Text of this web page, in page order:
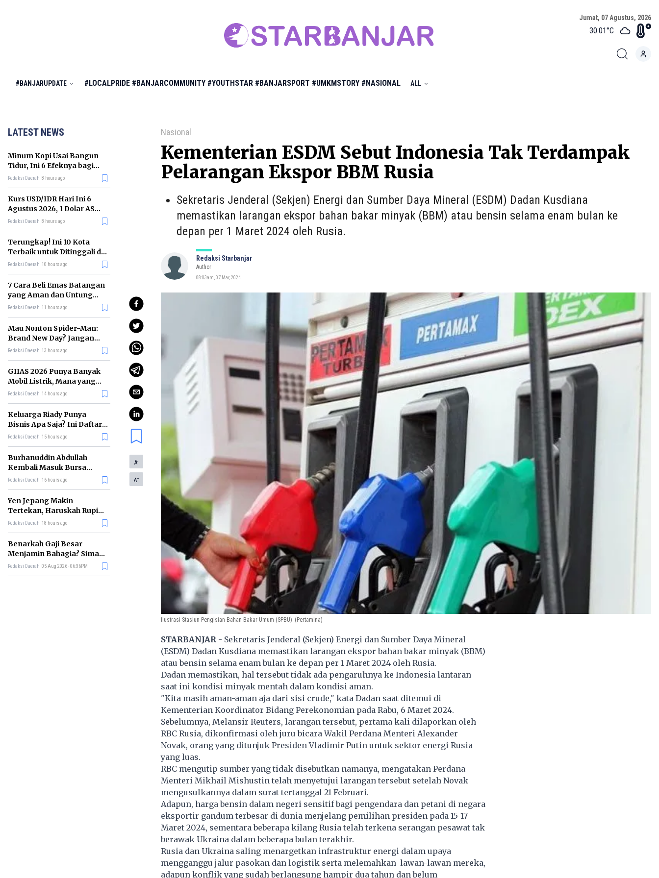
Jumat, 07 Agustus, 2026
30.01°C
#BANJARUPDATE #LOCALPRIDE #BANJARCOMMUNITY #YOUTHSTAR #BANJARSPORT #UMKMSTORY #NASIONAL ALL
LATEST NEWS
Minum Kopi Usai Bangun
Tidur, Ini 6 Efeknya bagi
Kesehatan Tubuh
Redaksi Daerah 8 hours ago
Kurs USD/IDR Hari Ini 6
Agustus 2026, 1 Dolar AS
Kini Berapa Rupiah?
Redaksi Daerah 8 hours ago
Terungkap! Ini 10 Kota
Terbaik untuk Ditinggali di
Dunia Tahun 2026
Redaksi Daerah 10 hours ago
7 Cara Beli Emas Batangan
yang Aman dan Untung
untuk Pemula
Redaksi Daerah 11 hours ago
Mau Nonton Spider-Man:
Brand New Day? Jangan
Lewatkan 6 Film Penting
Redaksi Daerah 13 hours ago
GIIAS 2026 Punya Banyak
Mobil Listrik, Mana yang
Cocok untuk Gaji Rp10 Juta?
Redaksi Daerah 14 hours ago
Keluarga Riady Punya
Bisnis Apa Saja? Ini Daftar
Kerajaan Usahanya
Redaksi Daerah 15 hours ago
Burhanuddin Abdullah
Kembali Masuk Bursa
Gubernur BI, Ini Rekam
Redaksi Daerah 16 hours ago
Yen Jepang Makin
Tertekan, Haruskah Rupiah
Ikut Khawatir?
Redaksi Daerah 18 hours ago
Benarkah Gaji Besar
Menjamin Bahagia? Simak
Penjelasan Ilmu Ekonomi
Redaksi Daerah 05 Aug 2026 - 06:36PM
Nasional
Kementerian ESDM Sebut Indonesia Tak Terdampak
Pelarangan Ekspor BBM Rusia
Sekretaris Jenderal (Sekjen) Energi dan Sumber Daya Mineral (ESDM) Dadan Kusdiana
memastikan larangan ekspor bahan bakar minyak (BBM) atau bensin selama enam bulan ke
depan per 1 Maret 2024 oleh Rusia.
Redaksi Starbanjar
Author
08:03am, 07 Mar, 2024
A-
A+
Ilustrasi Stasiun Pengisian Bahan Bakar Umum (SPBU) (Pertamina)
STARBANJAR - Sekretaris Jenderal (Sekjen) Energi dan Sumber Daya Mineral
(ESDM) Dadan Kusdiana memastikan larangan ekspor bahan bakar minyak (BBM)
atau bensin selama enam bulan ke depan per 1 Maret 2024 oleh Rusia.
Dadan memastikan, hal tersebut tidak ada pengaruhnya ke Indonesia lantaran
saat ini kondisi minyak mentah dalam kondisi aman.
"Kita masih aman-aman aja dari sisi crude," kata Dadan saat ditemui di
Kementerian Koordinator Bidang Perekonomian pada Rabu, 6 Maret 2024.
Sebelumnya, Melansir Reuters, larangan tersebut, pertama kali dilaporkan oleh
RBC Rusia, dikonfirmasi oleh juru bicara Wakil Perdana Menteri Alexander
Novak, orang yang ditunjuk Presiden Vladimir Putin untuk sektor energi Rusia
yang luas.
RBC mengutip sumber yang tidak disebutkan namanya, mengatakan Perdana
Menteri Mikhail Mishustin telah menyetujui larangan tersebut setelah Novak
mengusulkannya dalam surat tertanggal 21 Februari.
Adapun, harga bensin dalam negeri sensitif bagi pengendara dan petani di negara
eksportir gandum terbesar di dunia menjelang pemilihan presiden pada 15-17
Maret 2024, sementara beberapa kilang Rusia telah terkena serangan pesawat tak
berawak Ukraina dalam beberapa bulan terakhir.
Rusia dan Ukraina saling menargetkan infrastruktur energi dalam upaya
mengganggu jalur pasokan dan logistik serta melemahkan lawan-lawan mereka,
adapun konflik yang sudah berlangsung hampir dua tahun dan belum